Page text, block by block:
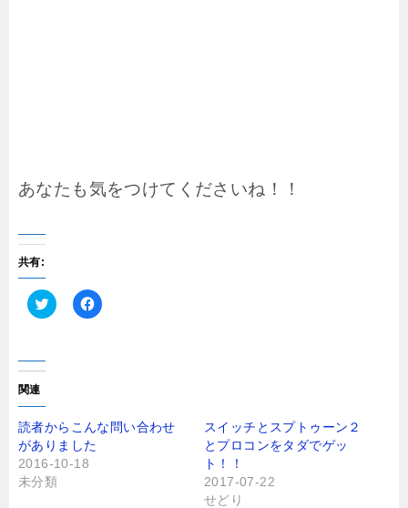
あなたも気をつけてくださいね！！
共有:
ク
し
て
T
i
t
t
e
r
で
共
F
共
有
す
る
に
関連
読者からこんな問い合わせ
がありました
2016-10-18
未分類
スイッチとスプトゥーン２
とプロコンをタダでゲッ
ト！！
2017-07-22
せどり